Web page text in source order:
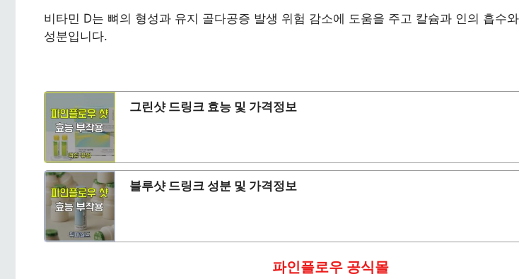
비타민 D는 뼈의 형성과 유지 골다공증 발생 위험 감소에 도움을 주고 칼슘과 인의 흡수
성분입니다.
그린샷 드링크 효능 및 가격정보
블루샷 드링크 성분 및 가격정보
파인플로우 공식몰